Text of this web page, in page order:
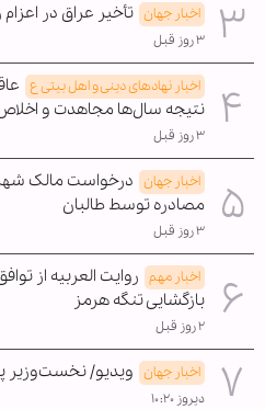
اخبار جهان تأخیر عراق در اعزام
۳ روز قبل
اخبار نهادهای دینی و اهل بیتی ع
نتیجه سال‌ها مجاهدت و
۳ روز قبل
اخبار جهان درخواست مالک
مصادره توسط طالبان
۳ روز قبل
اخبار مهم روایت العربیه از
بازگشایی تنگه هرمز
۲ روز قبل
اخبار جهان ویدیو/ نخست‌وزیر
دیروز ۱۰:۲۰